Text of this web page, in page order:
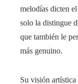
melodías dicten
solo la distingue
que también le
más genuino.
Su visión artística